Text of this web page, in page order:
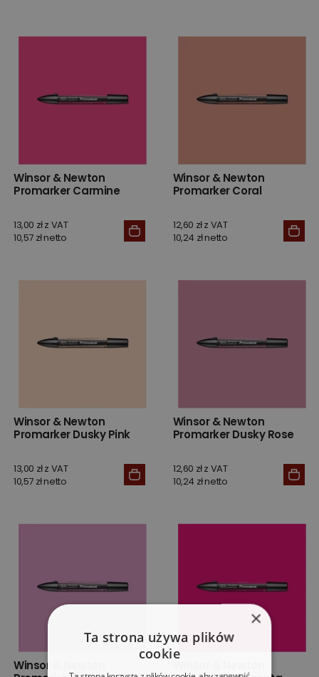
Winsor & Newton
Promarker Carmine
13,00 zł z VAT
10,57 zł netto
Winsor & Newton
Promarker Coral
12,60 zł z VAT
10,24 zł netto
Winsor & Newton
Promarker Dusky Pink
13,00 zł z VAT
10,57 zł netto
Winsor & Newton
Promarker Dusky Rose
12,60 zł z VAT
10,24 zł netto
Winsor & Newton
×
Ta strona używa plików
cookie